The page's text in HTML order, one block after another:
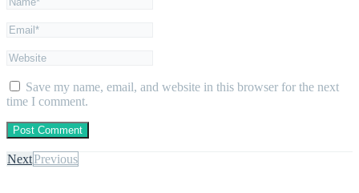
Save my name, email, and website in this browser for the next
time I comment.
NextPrevious